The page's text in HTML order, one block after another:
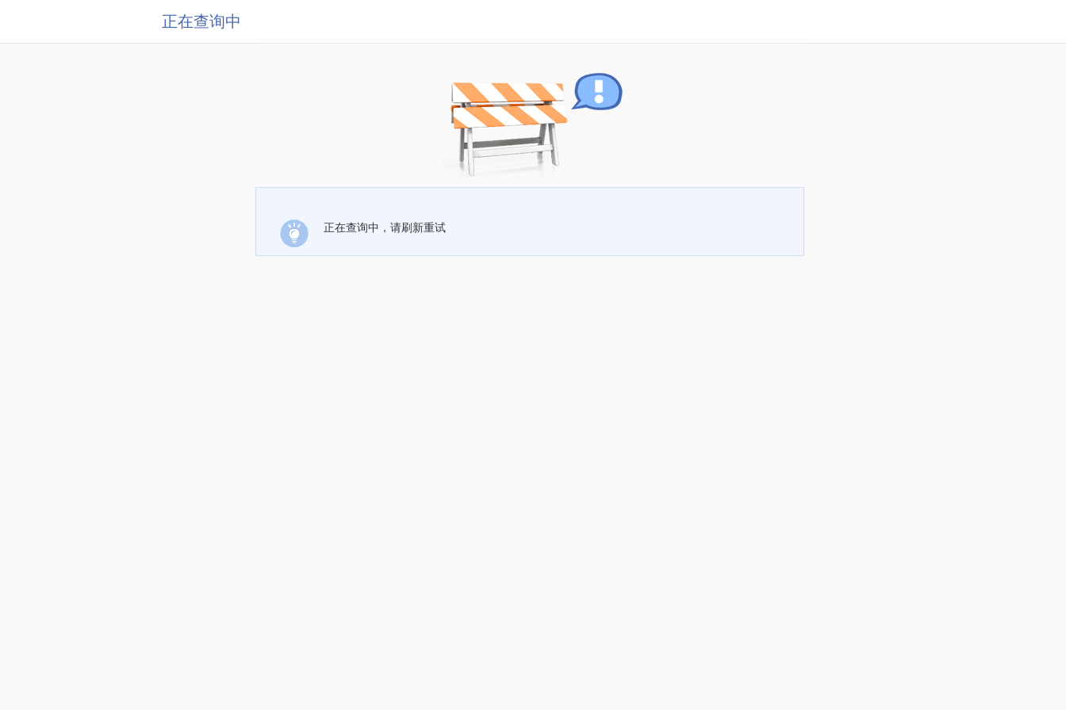
正在查询中
正在查询中，请刷新重试